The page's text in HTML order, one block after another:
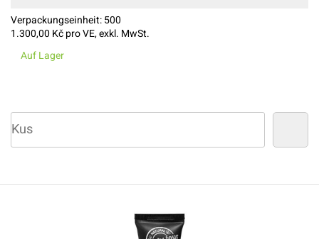
Verpackungseinheit:500
1.300,00 Kč pro VE, exkl. MwSt.
Auf Lager